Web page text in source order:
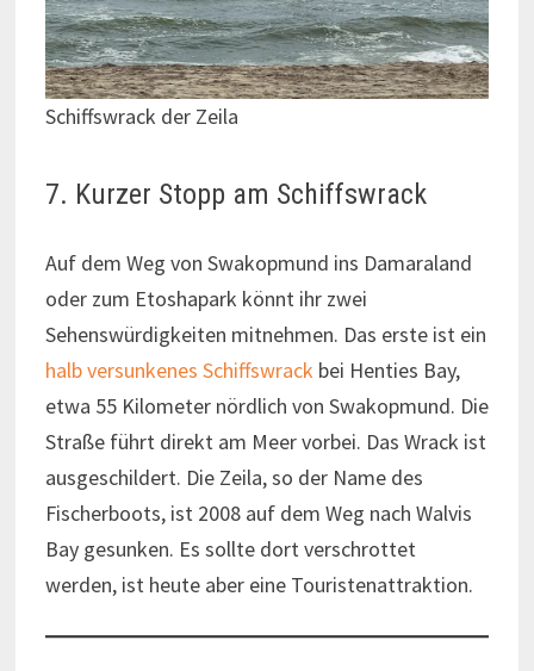
Schiffswrack der Zeila
7. Kurzer Stopp am Schiffswrack
Auf dem Weg von Swakopmund ins Damaraland
oder zum Etoshapark könnt ihr zwei
Sehenswürdigkeiten mitnehmen. Das erste ist ein
halb versunkenes Schiffswrack bei Henties Bay,
etwa 55 Kilometer nördlich von Swakopmund. Die
Straße führt direkt am Meer vorbei. Das Wrack ist
ausgeschildert. Die Zeila, so der Name des
Fischerboots, ist 2008 auf dem Weg nach Walvis
Bay gesunken. Es sollte dort verschrottet
werden, ist heute aber eine Touristenattraktion.